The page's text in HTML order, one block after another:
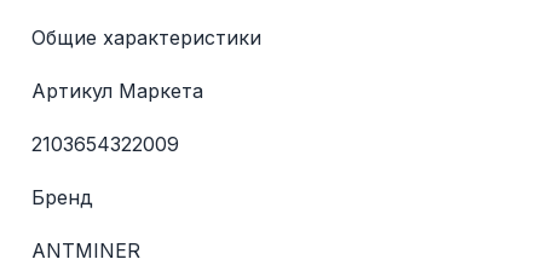
Общие характеристики
Артикул Маркета
2103654322009
Бренд
ANTMINER